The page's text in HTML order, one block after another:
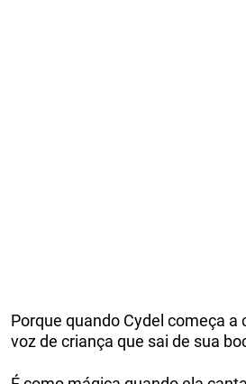
Porque quando Cydel começa a
voz de criança que sai de sua